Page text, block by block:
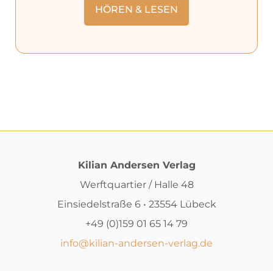
HÖREN & LESEN
Kilian Andersen Verlag
Werftquartier / Halle 48
Einsiedelstraße 6 • 23554 Lübeck
+49 (0)159 01 65 14 79
info@kilian-andersen-verlag.de